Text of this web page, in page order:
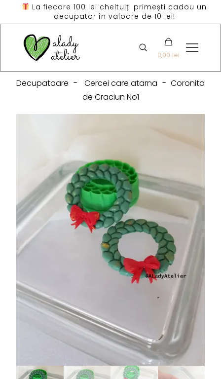
La fiecare 100 lei cheltuiți primești cadou un
decupator în valoare de 10 lei!
0,00 lei
Decupatoare - Cercei care atarna - Coronita
de Craciun No1